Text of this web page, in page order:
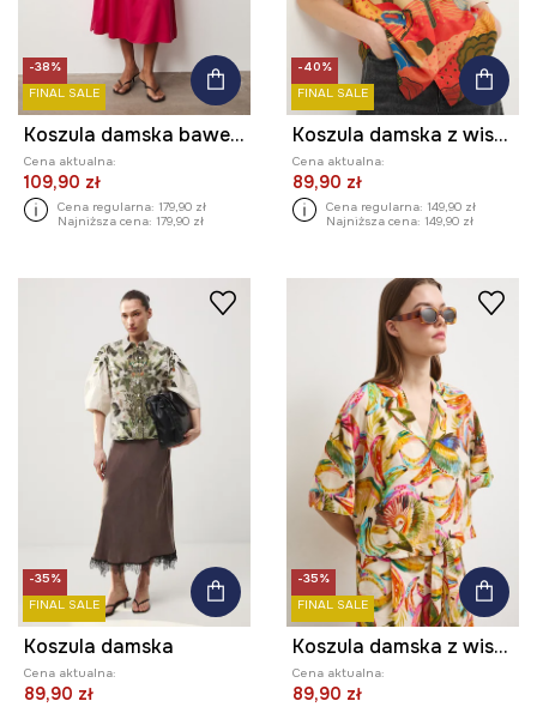
-38%
FINAL SALE
Koszula damska bawełniana żakardowa
Cena aktualna:
109,90 zł
Cena regularna: 179,90 zł
Najniższa cena: 179,90 zł
-40%
FINAL SALE
Koszula damska z wiskozy by Gigi Rosado, Grafika Polska
Cena aktualna:
89,90 zł
Cena regularna: 149,90 zł
Najniższa cena: 149,90 zł
-35%
FINAL SALE
Koszula damska
Cena aktualna:
89,90 zł
-35%
FINAL SALE
Koszula damska z wiskozą
Cena aktualna:
89,90 zł